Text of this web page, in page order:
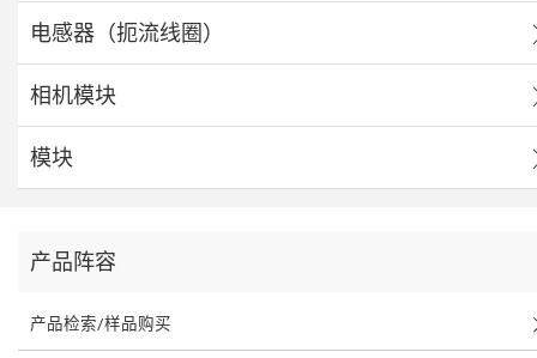
电感器（扼流线圈）
相机模块
模块
产品阵容
产品检索/样品购买